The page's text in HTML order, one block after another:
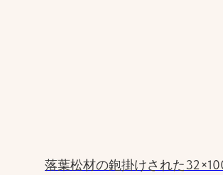
落葉松材の鉋掛けされた